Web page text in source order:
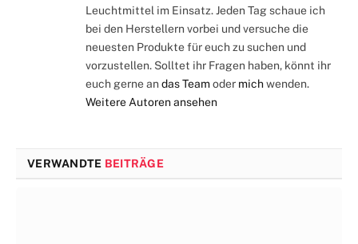
Leuchtmittel im Einsatz. Jeden Tag schaue ich
bei den Herstellern vorbei und versuche die
neuesten Produkte für euch zu suchen und
vorzustellen. Solltet ihr Fragen haben, könnt ihr
euch gerne andas Teamoder michwenden.
Weitere Autoren ansehen
VERWANDTE BEITRÄGE